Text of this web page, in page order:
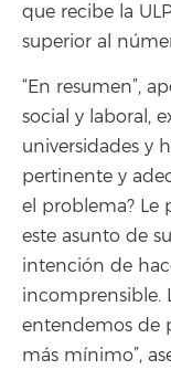
que recibe la
superior al
“En resumen”,
social y laboral,
universidades y
pertinente y
el problema? Le
este asunto de
intención de
incomprensible.
entendemos de
más mínimo”,